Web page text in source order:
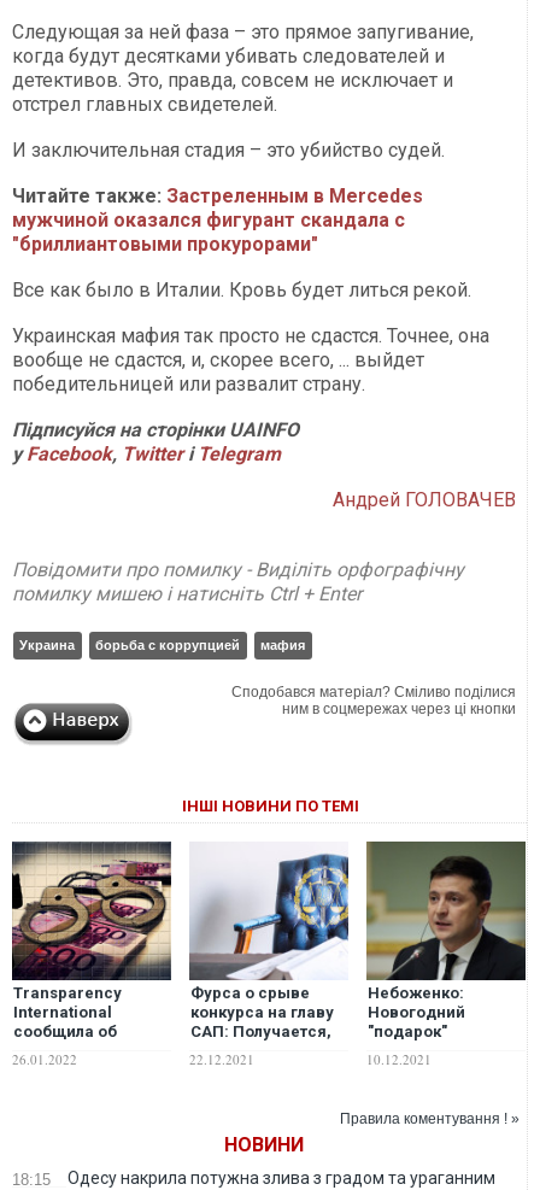
Следующая за ней фаза – это прямое запугивание,
когда будут десятками убивать следователей и
детективов. Это, правда, совсем не исключает и
отстрел главных свидетелей.
И заключительная стадия – это убийство судей.
Читайте также: Застреленным в Mercedes
мужчиной оказался фигурант скандала с
"бриллиантовыми прокурорами"
Все как было в Италии. Кровь будет литься рекой.
Украинская мафия так просто не сдастся. Точнее, она
вообще не сдастся, и, скорее всего, ... выйдет
победительницей или развалит страну.
Підписуйся на сторінки UAINFO
уFacebook, Twitter і Telegram
Андрей ГОЛОВАЧЕВ
Повідомити про помилку - Виділіть орфографічну
помилку мишею і натисніть Ctrl + Enter
Украина борьба с коррупцией мафия
Сподобався матеріал? Сміливо поділися
ним в соцмережах через ці кнопки
ІНШІ НОВИНИ ПО ТЕМІ
Transparency
International
сообщила об
рейтинга
26.01.2022
Фурса о срыве
конкурса на главу
САП: Получается,
слово ничего не
22.12.2021
Небоженко:
Новогодний
"подарок"
Украины
американского
10.12.2021
Правила коментування ! »
НОВИНИ
18:15
Одесу накрила потужна злива з градом та ураганним